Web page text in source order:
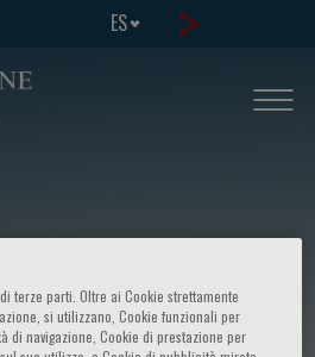
ES
terze parti. Oltre ai Cookie strettamente
si utilizzano, Cookie funzionali per
di navigazione, Cookie di prestazione per